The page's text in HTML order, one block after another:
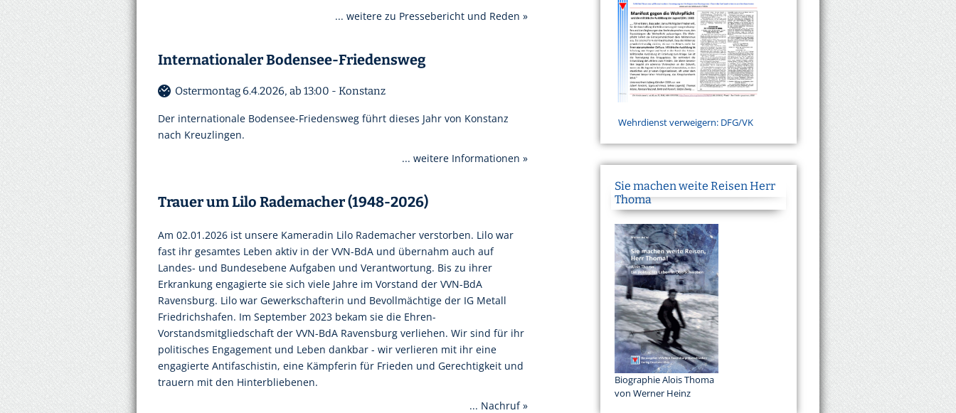
... weitere zu Pressebericht und Reden »
Internationaler Bodensee-Friedensweg
Ostermontag 6.4.2026, ab 13:00 - Konstanz
Der internationale Bodensee-Friedensweg führt dieses Jahr von Konstanz
nach Kreuzlingen.
... weitere Informationen »
Trauer um Lilo Rademacher (1948-2026)
Am 02.01.2026 ist unsere Kameradin Lilo Rademacher verstorben. Lilo war
fast ihr gesamtes Leben aktiv in der VVN-BdA und übernahm auch auf
Landes- und Bundesebene Aufgaben und Verantwortung. Bis zu ihrer
Erkrankung engagierte sie sich viele Jahre im Vorstand der VVN-BdA
Ravensburg. Lilo war Gewerkschafterin und Bevollmächtige der IG Metall
Friedrichshafen. Im September 2023 bekam sie die Ehren-
Vorstandsmitgliedschaft der VVN-BdA Ravensburg verliehen. Wir sind für ihr
politisches Engagement und Leben dankbar - wir verlieren mit ihr eine
engagierte Antifaschistin, eine Kämpferin für Frieden und Gerechtigkeit und
trauern mit den Hinterbliebenen.
... Nachruf »
Wehrdienst verweigern: DFG/VK
Sie machen weite Reisen Herr
Thoma
Biographie Alois Thoma
von Werner Heinz